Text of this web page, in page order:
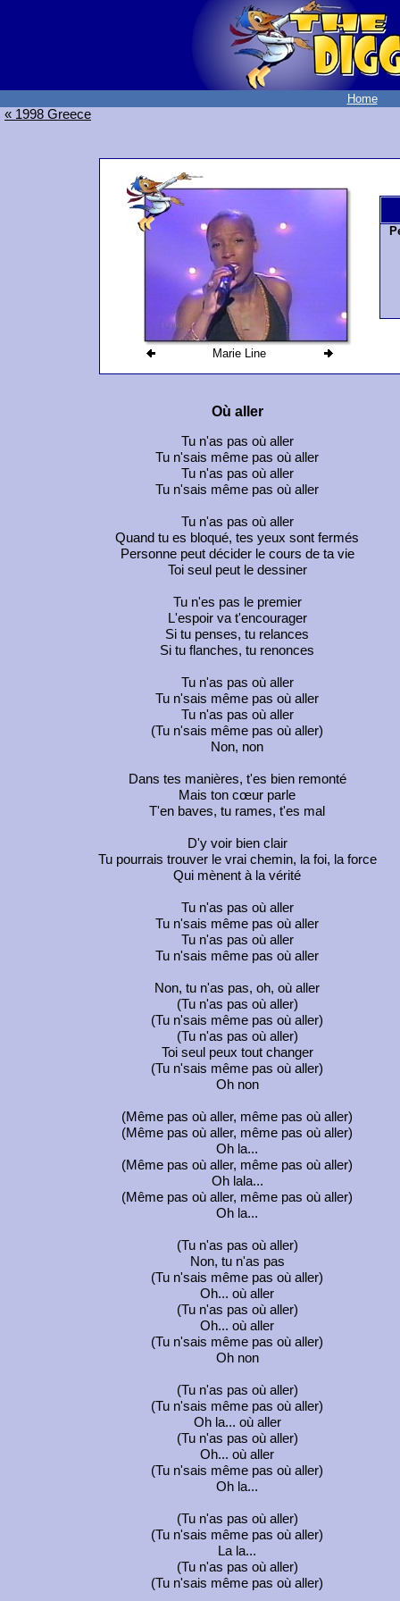
Home
« 1998 Greece
Marie Line
Où aller
Tu n'as pas où aller
Tu n'sais même pas où aller
Tu n'as pas où aller
Tu n'sais même pas où aller
Tu n'as pas où aller
Quand tu es bloqué, tes yeux sont fermés
Personne peut décider le cours de ta vie
Toi seul peut le dessiner
Tu n'es pas le premier
L'espoir va t'encourager
Si tu penses, tu relances
Si tu flanches, tu renonces
Tu n'as pas où aller
Tu n'sais même pas où aller
Tu n'as pas où aller
(Tu n'sais même pas où aller)
Non, non
Dans tes manières, t'es bien remonté
Mais ton cœur parle
T'en baves, tu rames, t'es mal
D'y voir bien clair
Tu pourrais trouver le vrai chemin, la foi, la force
Qui mènent à la vérité
Tu n'as pas où aller
Tu n'sais même pas où aller
Tu n'as pas où aller
Tu n'sais même pas où aller
Non, tu n'as pas, oh, où aller
(Tu n'as pas où aller)
(Tu n'sais même pas où aller)
(Tu n'as pas où aller)
Toi seul peux tout changer
(Tu n'sais même pas où aller)
Oh non
(Même pas où aller, même pas où aller)
(Même pas où aller, même pas où aller)
Oh la...
(Même pas où aller, même pas où aller)
Oh lala...
(Même pas où aller, même pas où aller)
Oh la...
(Tu n'as pas où aller)
Non, tu n'as pas
(Tu n'sais même pas où aller)
Oh... où aller
(Tu n'as pas où aller)
Oh... où aller
(Tu n'sais même pas où aller)
Oh non
(Tu n'as pas où aller)
(Tu n'sais même pas où aller)
Oh la... où aller
(Tu n'as pas où aller)
Oh... où aller
(Tu n'sais même pas où aller)
Oh la...
(Tu n'as pas où aller)
(Tu n'sais même pas où aller)
La la...
(Tu n'as pas où aller)
(Tu n'sais même pas où aller)